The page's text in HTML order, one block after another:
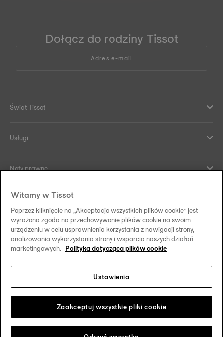
Dołącz do rodziny Tissot
Adres e-mail
Świat Tissot
Usługi
Noty prawne
Kontakt
Co nas wyróżnia
Obserwuj nas w mediach społecznościowych
Zmień swój kraj/region Tissot Copyrights 2026
Witamy w Tissot
Poprzez kliknięcie na „Akceptacja wszystkich plików cookie” jest
wyrażona zgoda na przechowywanie plików cookie na swoim
urządzeniu w celu usprawnienia korzystania z nawigacji strony,
analizowania wykorzystania strony i wsparcia naszych działań
marketingowych. Polityka dotycząca plików cookie
Ustawienia
Zaakceptuj wszystkie pliki cookie